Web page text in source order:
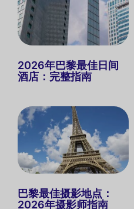
2026年巴黎最佳日间
酒店：完整指南
巴黎最佳摄影地点：
2026年摄影师指南